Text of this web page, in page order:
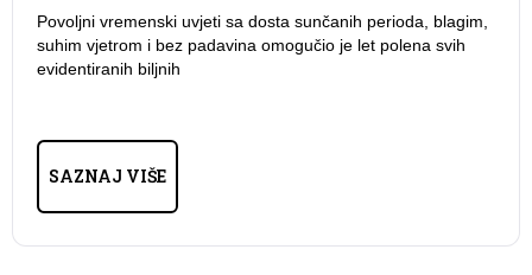
Povoljni vremenski uvjeti sa dosta sunčanih perioda, blagim,
suhim vjetrom i bez padavina omogučio je let polena svih
evidentiranih biljnih
SAZNAJ VIŠE